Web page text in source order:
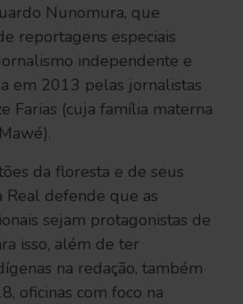
Nunomura, que
reportagens especiais
independente e
em 2013 pelas jornalistas
Farias (cuja família materna
da floresta e de seus
Real defende que as
sejam protagonistas de
isso, além de ter
na redação, também
oficinas com foco na